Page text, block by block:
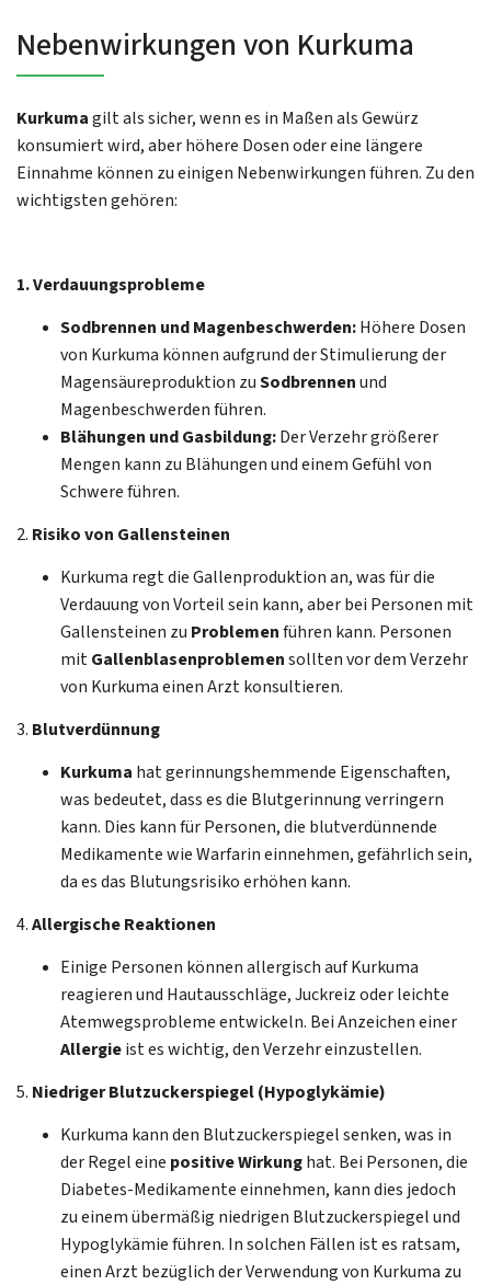
Nebenwirkungen von Kurkuma
Kurkumagilt als sicher, wenn es in Maßen als Gewürz
konsumiert wird, aber höhere Dosen oder eine längere
Einnahme können zu einigen Nebenwirkungen führen. Zu den
wichtigsten gehören:
1. Verdauungsprobleme
Sodbrennen und Magenbeschwerden:Höhere Dosen
von Kurkuma können aufgrund der Stimulierung der
Magensäureproduktion zuSodbrennenund
Magenbeschwerden führen.
Blähungen und Gasbildung:Der Verzehr größerer
Mengen kann zu Blähungen und einem Gefühl von
Schwere führen.
2. Risiko von Gallensteinen
Kurkuma regt die Gallenproduktion an, was für die
Verdauung von Vorteil sein kann, aber bei Personen mit
Gallensteinen zu Problemenführen kann. Personen
mitGallenblasenproblemensollten vor dem Verzehr
von Kurkuma einen Arzt konsultieren.
3. Blutverdünnung
Kurkuma hat gerinnungshemmende Eigenschaften,
was bedeutet, dass es die Blutgerinnung verringern
kann. Dies kann für Personen, die blutverdünnende
Medikamente wie Warfarin einnehmen, gefährlich sein,
da es das Blutungsrisiko erhöhen kann.
4.Allergische Reaktionen
Einige Personen können allergisch auf Kurkuma
reagieren und Hautausschläge, Juckreiz oder leichte
Atemwegsprobleme entwickeln. Bei Anzeichen einer
Allergieist es wichtig, den Verzehr einzustellen.
5. Niedriger Blutzuckerspiegel (Hypoglykämie)
Kurkuma kann den Blutzuckerspiegel senken, was in
der Regel eine positive Wirkunghat. Bei Personen, die
Diabetes-Medikamente einnehmen, kann dies jedoch
zu einem übermäßig niedrigen Blutzuckerspiegel und
Hypoglykämie führen. In solchen Fällen ist es ratsam,
einen Arzt bezüglich der Verwendung von Kurkuma zu